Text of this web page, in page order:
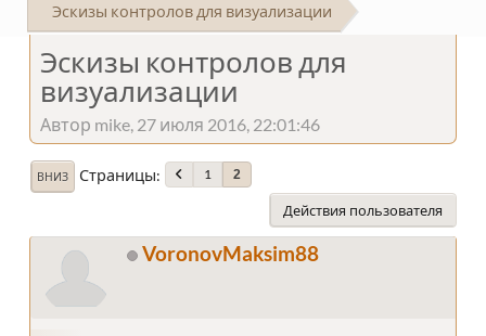
Эскизы контролов для визуализации
Эскизы контролов для
визуализации
Автор mike, 27 июля 2016, 22:01:46
ВНИЗ Страницы 1 2
Действия пользователя
VoronovMaksim88